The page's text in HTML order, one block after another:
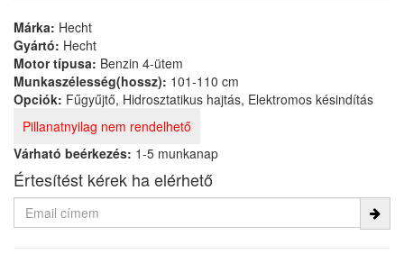
Márka: Hecht
Gyártó: Hecht
Motor típusa: Benzin 4-ütem
Munkaszélesség(hossz): 101-110 cm
Opciók: Fűgyűjtő, Hidrosztatikus hajtás, Elektromos késindítás
Pillanatnyilag nem rendelhető
Várható beérkezés: 1-5 munkanap
Értesítést kérek ha elérhető